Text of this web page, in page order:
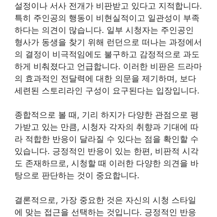
설정이나 서사 전개가 비판받고 있다고 지적합니다.
특히 주인공의 행동이 비현실적이고 일관성이 부족
하다는 의견이 많습니다. 일부 시청자는 주인공인
형사가 동생을 찾기 위해 런던으로 떠나는 과정에서
의 결정이 비극적임에도 불구하고 감정적으로 과도
하게 비춰졌다고 언급합니다. 이러한 비판은 드라마
의 효과적인 전달력에 대한 의문을 제기하며, 보다
세련된 스토리라인 구성이 요구된다는 입장입니다.
종합적으로 볼 때, 기리 하지가 다양한 관점으로 평
가받고 있는 만큼, 시청자 각자의 취향과 기대에 따
라 적합한 반응이 달라질 수 있다는 점을 확인할 수
있습니다. 긍정적인 반응이 있는 한편, 비판적 시각
도 존재하므로, 시청할 때 이러한 다양한 의견을 바
탕으로 판단하는 것이 중요합니다.
결론적으로, 가장 중요한 것은 자신의 시청 스타일
에 맞는 접근을 선택하는 것입니다. 긍정적인 반응